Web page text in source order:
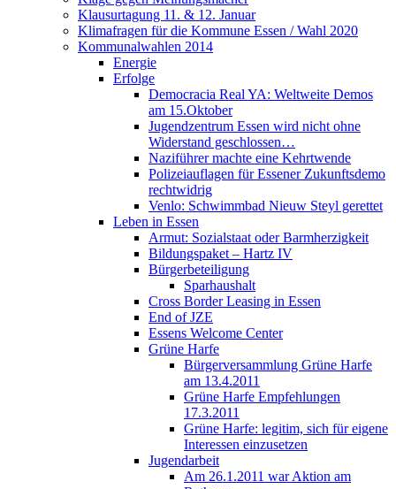
Klausurtagung 11. & 12. Januar
Klimafragen für die Kommune Essen / Wahl 2020
Kommunalwahlen 2014
Energie
Erfolge
Democracia Real YA: Weltweite Demos
am 15.Oktober
Jugendzentrum Essen wird nicht ohne
Widerstand geschlossen…
Naziführer machte eine Kehrtwende
Polizeiauflagen für Essener Zukunftsdemo
rechtwidrig
Venlo: Schwimmbad Nieuw Steyl gerettet
Leben in Essen
Armut: Sozialstaat oder Barmherzigkeit
Bildungspaket – Hartz IV
Bürgerbeteiligung
Sparhaushalt
Cross Border Leasing in Essen
End of JZE
Essens Welcome Center
Grüne Harfe
Bürgerversammlung Grüne Harfe
am 13.4.2011
Grüne Harfe Empfehlungen
17.3.2011
Grüne Harfe: legitim, sich für eigene
Interessen einzusetzen
Jugendarbeit
Am 26.1.2011 war Aktion am